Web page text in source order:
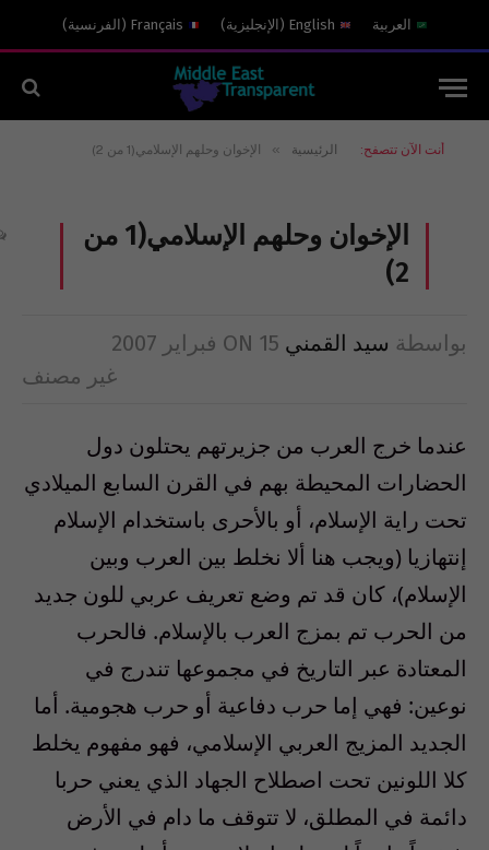
العربية English
( الإنجليزية)
Français
( الفرنسية)
أنت الآن تتصفح: الرئيسية » الإخوان وحلهم الإسلامي(1 من 2)
الإخوان وحلهم الإسلامي(1 من
2)
بواسطة سيد القمني ON 15 فبراير 2007
غير مصنف
عندما خرج العرب من جزيرتهم يحتلون دول
الحضارات المحيطة بهم في القرن السابع الميلادي
تحت راية الإسلام، أو بالأحرى باستخدام الإسلام
إنتهازيا (ويجب هنا ألا نخلط بين العرب وبين
الإسلام)، كان قد تم وضع تعريف عربي للون جديد
من الحرب تم بمزج العرب بالإسلام. فالحرب
المعتادة عبر التاريخ في مجموعها تندرج في
نوعين: فهي إما حرب دفاعية أو حرب هجومية. أما
الجديد المزيج العربي الإسلامي، فهو مفهوم يخلط
كلا اللونين تحت اصطلاح الجهاد الذي يعني حربا
دائمة في المطلق، لا تتوقف ما دام في الأرض